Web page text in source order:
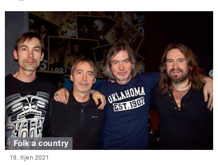
Folk a country
19. říjen 2021